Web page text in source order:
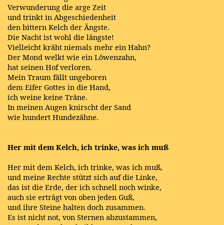
Verwunderung die arge Zeit
und trinkt in Abgeschiedenheit
den bittern Kelch der Ängste.
Die Nacht ist wohl die längste!
Vielleicht kräht niemals mehr ein Hahn?
Der Mond welkt wie ein Löwenzahn,
hat seinen Hof verloren.
Mein Traum fällt ungeboren
dem Eifer Gottes in die Hand,
ich weine keine Träne.
In meinen Augen knirscht der Sand
wie hundert Hundezähne.
Her mit dem Kelch, ich trinke, was ich muß
Her mit dem Kelch, ich trinke, was ich muß,
und meine Rechte stützt sich auf die Linke,
das ist die Erde, der ich schnell noch winke,
auch sie erträgt von oben jeden Guß,
und ihre Steine halten doch zusammen.
Es ist nicht not, von Sternen abzustammen,